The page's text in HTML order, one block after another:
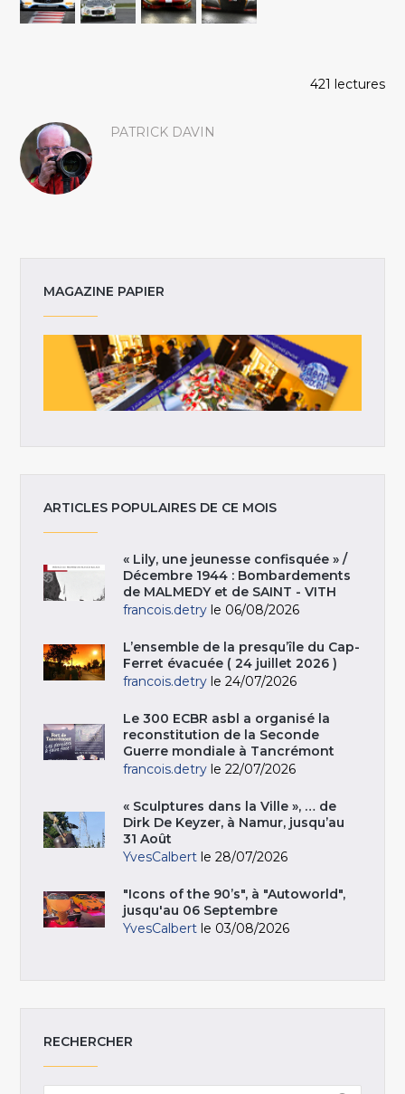
421 lectures
PATRICK DAVIN
MAGAZINE PAPIER
ARTICLES POPULAIRES DE CE MOIS
« Lily, une jeunesse confisquée » /
Décembre 1944 : Bombardements
de MALMEDY et de SAINT - VITH
francois.detry le 06/08/2026
L’ensemble de la presqu’île du Cap-
Ferret évacuée ( 24 juillet 2026 )
francois.detry le 24/07/2026
Le 300 ECBR asbl a organisé la
reconstitution de la Seconde
Guerre mondiale à Tancrémont
francois.detry le 22/07/2026
« Sculptures dans la Ville », … de
Dirk De Keyzer, à Namur, jusqu’au
31 Août
YvesCalbert le 28/07/2026
"Icons of the 90’s", à "Autoworld",
jusqu'au 06 Septembre
YvesCalbert le 03/08/2026
RECHERCHER